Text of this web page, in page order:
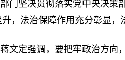
门坚决贯彻落实党中央决
，法治保障作用充分彰显，
文定强调，要把牢政治方